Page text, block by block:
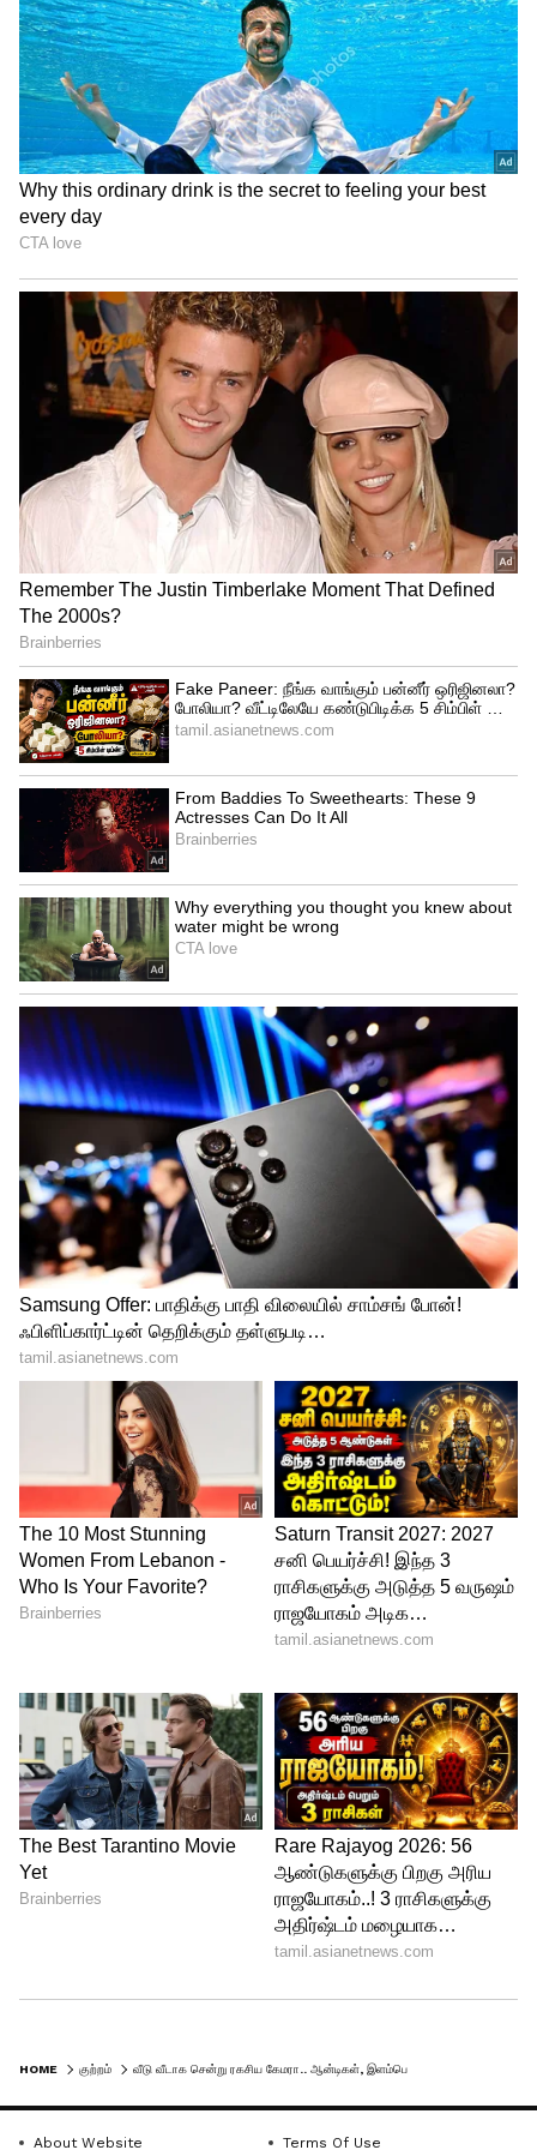
இதையடுத்து ரெக்கவரி சாஃப்ட்வேர் மூலம்
வீடியோக்களை திரும்ப எடுத்து
பார்த்தபோது அதில் பல பெண்கள்
குளிக்கும் வீடியோக்கள் ஏராளமாக பதிவு
செய்யப்பட்டு இருப்பது பார்த்து போலீசார்
அதிர்ச்சி அடைந்தனர். பல பகுதிகளுக்கு
சென்று வீடுகளில் செல்போனை ரகசியமாக
வைத்து பெண்கள் குளிப்பதை வீடியோ
பதிவு செய்து பின்னர் அவற்றை ரசித்து
வந்துள்ளது தெரிய வந்துள்ளது.
இதையடுத்து வெங்கடேசன், ஸ்ரீராம்
ஆகியோரை போலீசார் கைது செய்து
தொடர்ந்து விசாரித்து வருகின்றனர்.
பெண்களை மிரட்டுவதற்காக அவர்கள்
குளிப்பதை செல்போனில் வீடியோ
எடுத்தார்களா அல்லது வீடியோ எடுத்து
நண்பர்கள் என பலருக்கும்
அனுப்பினார்களா என்ற கோணங்களிலும்
போலீசார் விசாரணை மேற்கொண்டு
வருகின்றனர். இதனையடுத்து, இருவரும்
நீதிமன்றத்தில் ஆஜர்படுத்தப்பட்டு
சிறையில் அடைத்தனர்.
இதையும் படிங்க;-மசாஜ் சென்டரில்
மஜாவாக நடைபெற்ற ஐடெக் விபச்சாரம்..
உள்ளே திறந்து பார்த்தால் அரைகுறை
ஆடைகளுடன் 4 இளம்பெண்கள்.!
HOME குற்றம்
About Website Terms Of Use